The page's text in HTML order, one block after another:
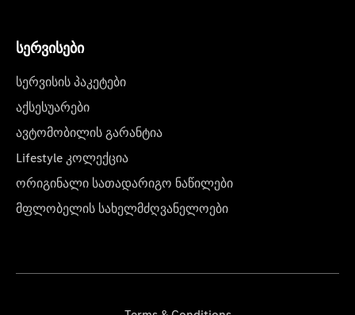
სერვისები
სერვისის პაკეტები
აქსესუარები
ავტომობილის გარანტია
Lifestyle კოლექცია
ორიგინალი სათადარიგო ნაწილები
მფლობელის სახელმძღვანელოები